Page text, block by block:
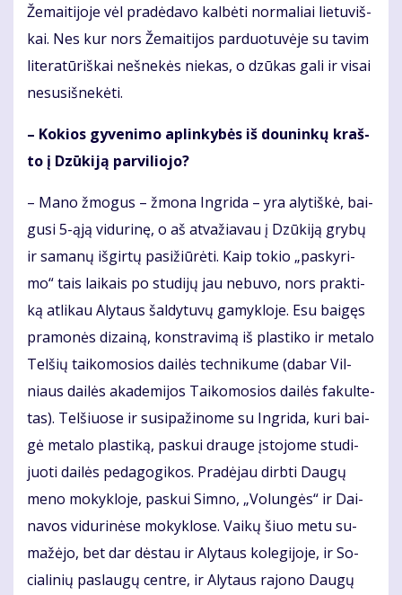
Že­mai­ti­jo­je vėl pra­dė­da­vo kal­bė­ti nor­ma­liai lie­tu­viš­
kai. Nes kur nors Že­mai­ti­jos par­duo­tu­vė­je su ta­vim
li­te­ra­tū­riš­kai neš­ne­kės nie­kas, o dzū­kas ga­li ir vi­sai
nesu­si­šne­kė­ti.
– Ko­kios gy­ve­ni­mo ap­lin­ky­bės iš dou­nin­kų kraš­
to į Dzū­ki­ją par­vi­lio­jo?
– Ma­no žmo­gus – žmo­na In­gri­da – yra aly­tiš­kė, bai­
gu­si 5-ąją vi­du­ri­nę, o aš at­va­žia­vau į Dzū­ki­ją gry­bų
ir sa­ma­nų iš­gir­tų pa­si­žiū­rė­ti. Kaip to­kio „pa­sky­ri­
mo“ tais lai­kais po stu­di­jų jau ne­bu­vo, nors prak­ti­
ką at­li­kau Aly­taus šal­dy­tu­vų ga­myk­lo­je. Esu bai­gęs
pra­mo­nės di­zai­ną, kon­stra­vi­mą iš plas­ti­ko ir me­ta­lo
Tel­šių tai­ko­mo­sios dai­lės tech­ni­ku­me (da­bar Vil­
niaus dai­lės aka­de­mi­jos Tai­ko­mo­sios dai­lės fa­kul­te­
tas). Tel­šiuo­se ir su­si­pa­ži­no­me su In­gri­da, ku­ri bai­
gė me­ta­lo plas­ti­ką, pas­kui drau­ge įsto­jo­me stu­di­
juo­ti dai­lės pe­da­go­gi­kos. Pra­dė­jau dirb­ti Dau­gų
me­no mo­kyk­lo­je, pas­kui Simno, „Vo­lun­gės“ ir Dai­
na­vos vi­du­ri­nė­se mo­kyk­lo­se. Vai­kų šiuo me­tu su­
ma­žė­jo, bet dar dės­tau ir Aly­taus ko­le­gi­jo­je, ir So­
cia­li­nių pa­slau­gų cen­tre, ir Aly­taus ra­jo­no Dau­gų